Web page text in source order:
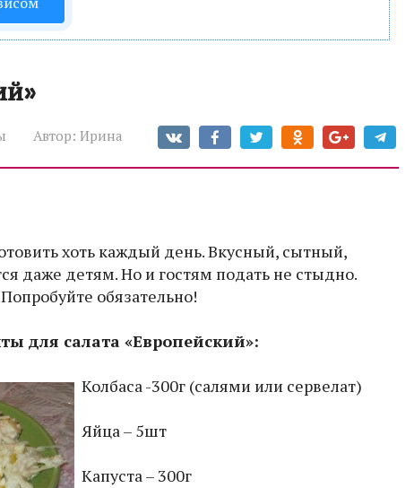
Автор: Ирина
хоть каждый день. Вкусный, сытный,
даже детям. Но и гостям подать не стыдно.
Попробуйте обязательно!
для салата «Европейский»:
Колбаса -300г (салями или сервелат)
Яйца – 5шт
Капуста – 300г